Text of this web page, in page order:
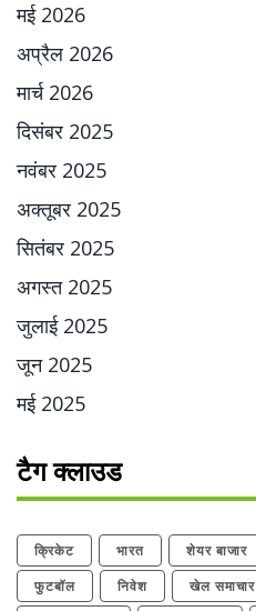
मई 2026
अप्रैल 2026
मार्च 2026
दिसंबर 2025
नवंबर 2025
अक्तूबर 2025
सितंबर 2025
अगस्त 2025
जुलाई 2025
जून 2025
मई 2025
टैग क्लाउड
क्रिकेट भारत शेयर बाजार
फुटबॉल
निवेश खेल समाचार